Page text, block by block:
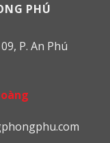
PHÚ
P. An Phú